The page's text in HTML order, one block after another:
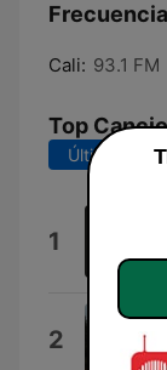
Cali: 93.1 FM
Top
Últimos 7
1
2